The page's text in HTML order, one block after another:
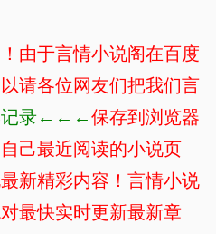
由于言情小说阁在百度
请各位网友们把我们言
录←←←保存到浏览器
己最近阅读的小说页
新精彩内容！言情小说
最快实时更新最新章